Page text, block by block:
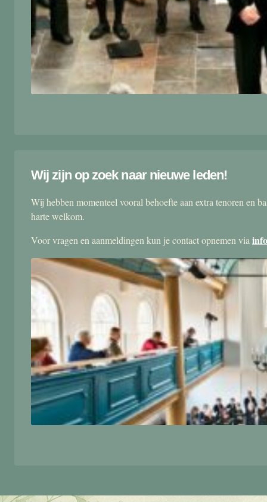
Wij zijn op zoek naar nieuwe leden!
Wij hebben momenteel vooral behoefte aan extra tenoren en
harte welkom.
Voor vragen en aanmeldingen kun je contact opnemen via